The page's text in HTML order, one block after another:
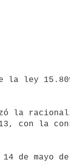
con la